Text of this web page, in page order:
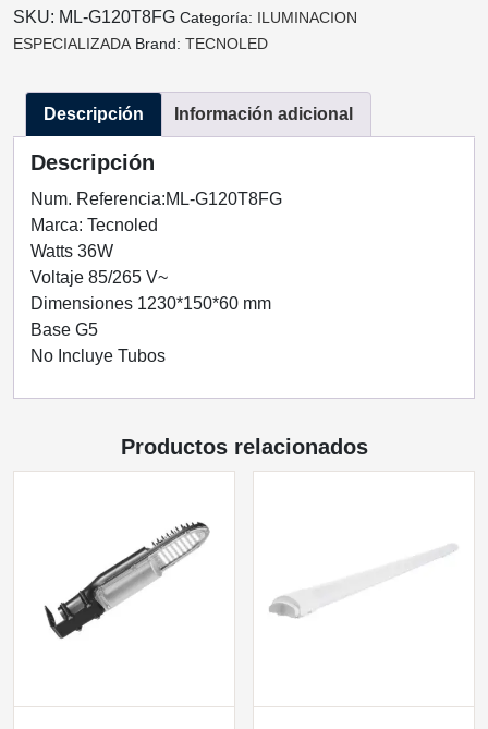
LED
TUBO
NO
INCLUIDO
TECNOLED
ML-
G120T8FG
cantidad
SKU: ML-G120T8FG Categoría: ILUMINACION
ESPECIALIZADA Brand: TECNOLED
Descripción Información adicional
Descripción
Num. Referencia:ML-G120T8FG
Marca: Tecnoled
Watts 36W
Voltaje 85/265 V~
Dimensiones 1230*150*60 mm
Base G5
No Incluye Tubos
Productos relacionados